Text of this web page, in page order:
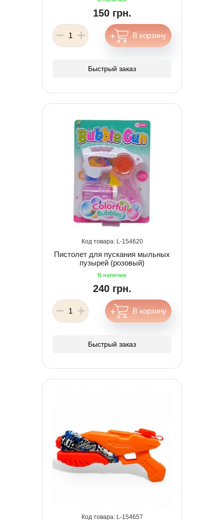
150 грн.
Быстрый заказ
154620
Пистолет для пускания мыльных
пузырей (розовый)
240 грн.
Быстрый заказ
154657